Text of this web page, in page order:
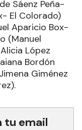
Sáenz Peña-
El Colorado)
Aparicio Box-
(Manuel
López
Bordón
Giménez
tu email